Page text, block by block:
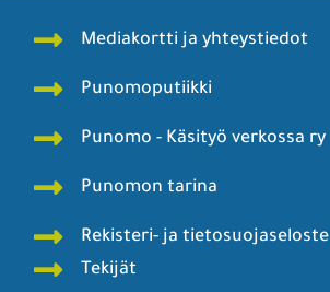
Mediakortti ja yhteystiedot
Punomoputiikki
Punomo - Käsityö verkossa ry
Punomon tarina
Rekisteri- ja tietosuojaseloste
Tekijät